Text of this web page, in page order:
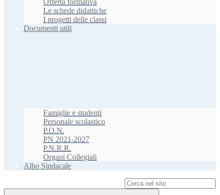
Offerta formativa
Le schede didattiche
I progetti delle classi
Documenti utili
Famiglie e studenti
Personale scolastico
P.O.N.
PN 2021-2027
P.N.R.R.
Organi Collegiali
Albo Sindacale